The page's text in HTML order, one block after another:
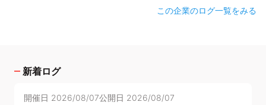
この企業のログ一覧をみる
新着ログ
開催日 2026/08/07公開日 2026/08/07